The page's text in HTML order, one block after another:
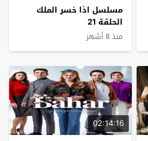
مسلسل اذا خسر الملك
الحلقة 21
منذ 8 أشهر
02:14:16